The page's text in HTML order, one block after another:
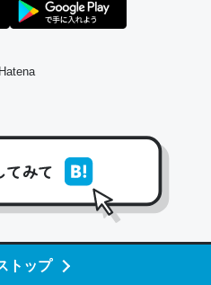
トップ
す効果があるはず……
設置した。ポケットWifiみ
けどAlexaしか使わないので
すよ。参考：